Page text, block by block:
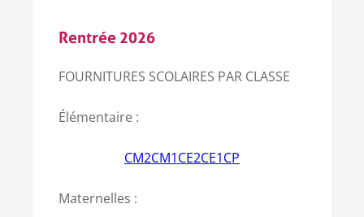
Rentrée 2026
FOURNITURES SCOLAIRES PAR CLASSE
Élémentaire :
CM2CM1CE2CE1CP
Maternelles :